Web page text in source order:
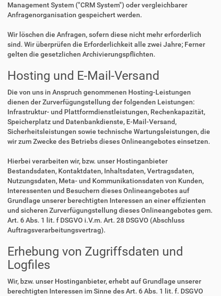
Management System ("CRM System") oder vergleichbarer
Anfragenorganisation gespeichert werden.
Wir löschen die Anfragen, sofern diese nicht mehr erforderlich
sind. Wir überprüfen die Erforderlichkeit alle zwei Jahre; Ferner
gelten die gesetzlichen Archivierungspflichten.
Hosting und E-Mail-Versand
Die von uns in Anspruch genommenen Hosting-Leistungen
dienen der Zurverfügungstellung der folgenden Leistungen:
Infrastruktur- und Plattformdienstleistungen, Rechenkapazität,
Speicherplatz und Datenbankdienste, E-Mail-Versand,
Sicherheitsleistungen sowie technische Wartungsleistungen, die
wir zum Zwecke des Betriebs dieses Onlineangebotes einsetzen.
Hierbei verarbeiten wir, bzw. unser Hostinganbieter
Bestandsdaten, Kontaktdaten, Inhaltsdaten, Vertragsdaten,
Nutzungsdaten, Meta- und Kommunikationsdaten von Kunden,
Interessenten und Besuchern dieses Onlineangebotes auf
Grundlage unserer berechtigten Interessen an einer effizienten
und sicheren Zurverfügungstellung dieses Onlineangebotes gem.
Art. 6 Abs. 1 lit. f DSGVO i.V.m. Art. 28 DSGVO (Abschluss
Auftragsverarbeitungsvertrag).
Erhebung von Zugriffsdaten und
Logfiles
Wir, bzw. unser Hostinganbieter, erhebt auf Grundlage unserer
berechtigten Interessen im Sinne des Art. 6 Abs. 1 lit. f. DSGVO